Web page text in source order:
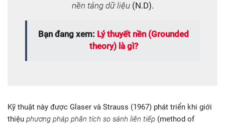
nền tảng dữ liệu (N.D).
Bạn đang xem: Lý thuyết nền (Grounded
theory) là gì?
Kỹ thuật này được Glaser và Strauss (1967) phát triển khi giới
thiệu phương pháp phân tích so sánh liên tiếp (method of